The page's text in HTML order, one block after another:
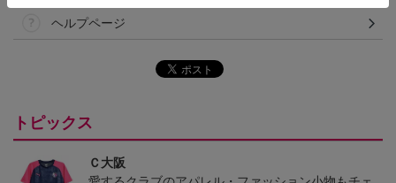
ヘルプページ
トピックス
Ｃ大阪